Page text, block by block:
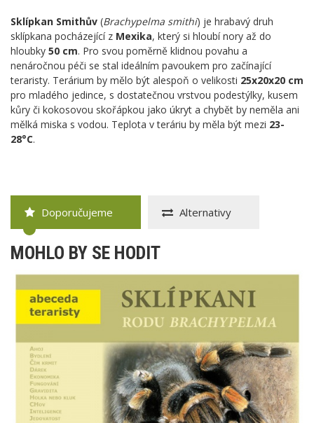
Sklípkan Smithův (Brachypelma smithi) je hrabavý druh
sklípkana pocházející z Mexika, který si hloubí nory až do
hloubky 50 cm. Pro svou poměrně klidnou povahu a
nenáročnou péči se stal ideálním pavoukem pro začínající
teraristy. Terárium by mělo být alespoň o velikosti 25x20x20 cm
pro mladého jedince, s dostatečnou vrstvou podestýlky, kusem
kůry či kokosovou skořápkou jako úkryt a chybět by neměla ani
mělká miska s vodou. Teplota v teráriu by měla být mezi 23-
28°C.
Doporučujeme Alternativy
MOHLO BY SE HODIT